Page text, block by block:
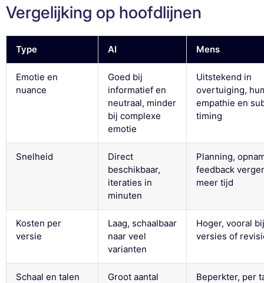
Vergelijking op hoofdlijnen
Type AI Mens
Emotie en
nuance
Goed bij
informatief en
neutraal, minder
bij complexe
emotie
Uitstekend in
overtuiging,
empathie en
timing
Snelheid
Direct
beschikbaar,
iteraties in
minuten
Planning,
feedback
meer tijd
Kosten per
versie
Laag, schaalbaar
naar veel
varianten
Hoger, vooral
versies of
Schaal en talen
Groot aantal
Beperkter, per